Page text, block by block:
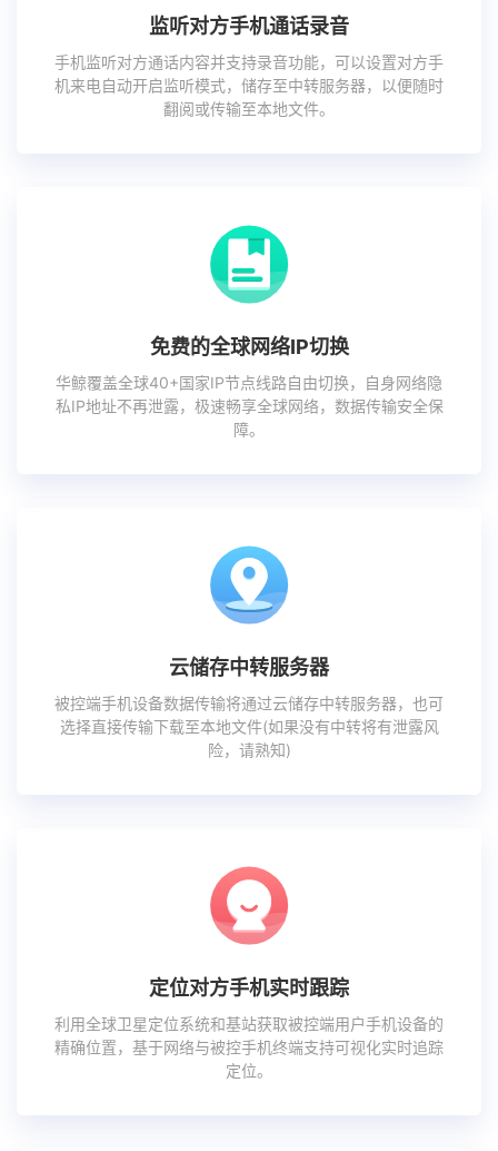
监听对方手机通话录音
手机监听对方通话内容并支持录音功能，可以设置对方手
机来电自动开启监听模式，储存至中转服务器，以便随时
翻阅或传输至本地文件。
免费的全球网络IP切换
华鲸覆盖全球40+国家IP节点线路自由切换，自身网络隐
私IP地址不再泄露，极速畅享全球网络，数据传输安全保
障。
云储存中转服务器
被控端手机设备数据传输将通过云储存中转服务器，也可
选择直接传输下载至本地文件(如果没有中转将有泄露风
险，请熟知)
定位对方手机实时跟踪
利用全球卫星定位系统和基站获取被控端用户手机设备的
精确位置，基于网络与被控手机终端支持可视化实时追踪
定位。